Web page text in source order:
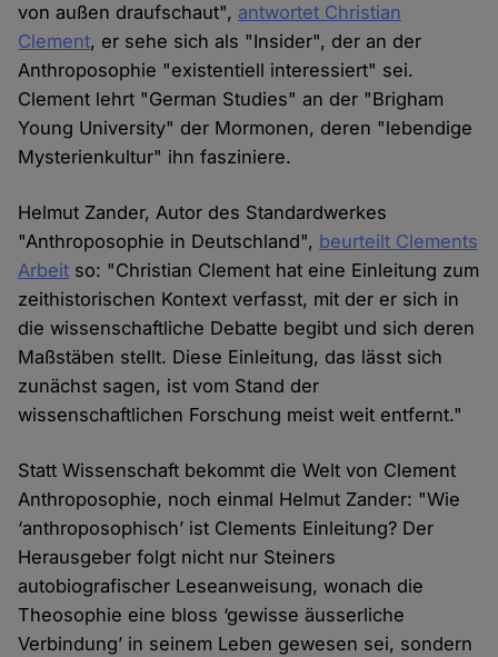
von außen draufschaut", antwortet Christian
Clement, er sehe sich als "Insider", der an der
Anthroposophie "existentiell interessiert" sei.
Clement lehrt "German Studies" an der "Brigham
Young University" der Mormonen, deren "lebendige
Mysterienkultur" ihn fasziniere.
Helmut Zander, Autor des Standardwerkes
"Anthroposophie in Deutschland", beurteilt Clements
Arbeit so: "Christian Clement hat eine Einleitung zum
zeithistorischen Kontext verfasst, mit der er sich in
die wissenschaftliche Debatte begibt und sich deren
Maßstäben stellt. Diese Einleitung, das lässt sich
zunächst sagen, ist vom Stand der
wissenschaftlichen Forschung meist weit entfernt."
Statt Wissenschaft bekommt die Welt von Clement
Anthroposophie, noch einmal Helmut Zander: "Wie
‘anthroposophisch’ ist Clements Einleitung? Der
Herausgeber folgt nicht nur Steiners
autobiografischer Leseanweisung, wonach die
Theosophie eine bloss ‘gewisse äusserliche
Verbindung’ in seinem Leben gewesen sei, sondern